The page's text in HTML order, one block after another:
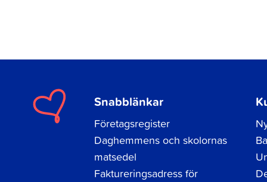
Snabblänkar
Företagsregister
Daghemmens och skolornas
matsedel
Faktureringsadress för